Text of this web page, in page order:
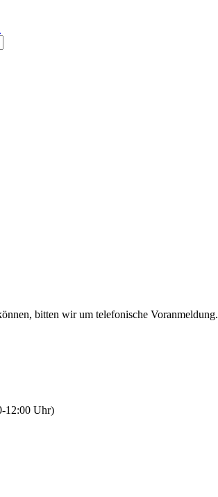
bitten wir um telefonische Voranmeldung.
12:00 Uhr)